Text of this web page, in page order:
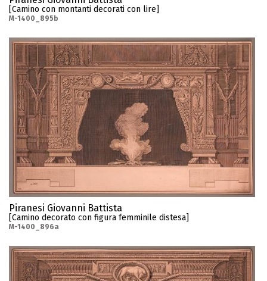
[Camino con montanti decorati con lire]
M-1400_895b
Piranesi Giovanni Battista
[Camino decorato con figura femminile distesa]
M-1400_896a